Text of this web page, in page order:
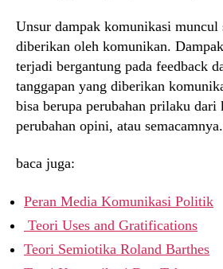
Unsur dampak komunikasi muncul
diberikan oleh komunikan.
terjadi bergantung pada feedback
tanggapan yang diberikan
bisa berupa perubahan prilaku dari
perubahan opini, atau semacamnya.
baca juga:
Peran Media Komunikasi Politik
Teori Uses and Gratifications
Teori Semiotika Roland Barthes